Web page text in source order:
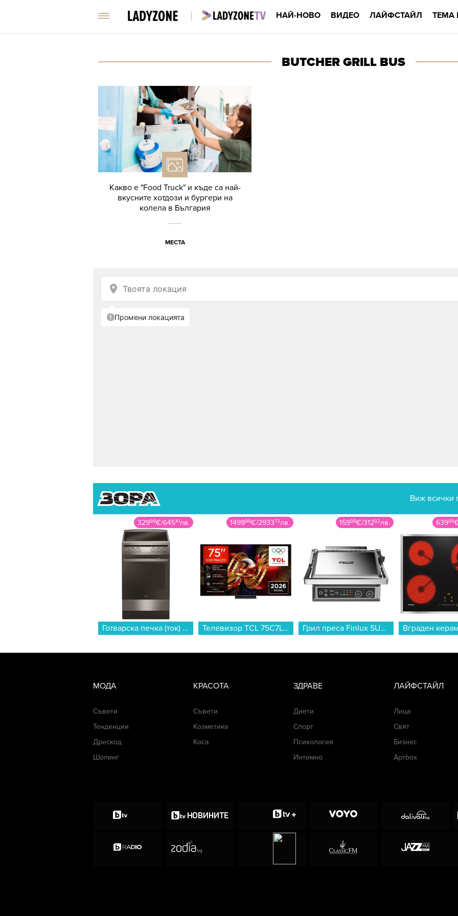
НАЙ-НОВО ВИДЕО ЛАЙФСТАЙЛ ТЕМА
BUTCHER GRILL BUS
Какво е "Food Truck" и къде са най-
вкусните хотдози и бургери на
колела в България
МЕСТА
Виж всички
32999€/64541лв.
Готварска печка (ток) AMICA 508CE2.30EH(XV) , Керамични...
149999€/293373лв.
Телевизор TCL 75C7L , 189 см, 3840x2160 UHD-4K , 75 inch, Android , Mini LED , Smart TV...
15999€/31292лв.
Грил преса Finlux SUMMUS...
63999
МОДА
Съвети
Тенденции
Дрескод
Шопинг
КРАСОТА
Съвети
Козметика
Коса
ЗДРАВЕ
Диети
Спорт
Психология
Интимно
ЛАЙФСТАЙЛ
Лица
Свят
Бизнес
Артbox